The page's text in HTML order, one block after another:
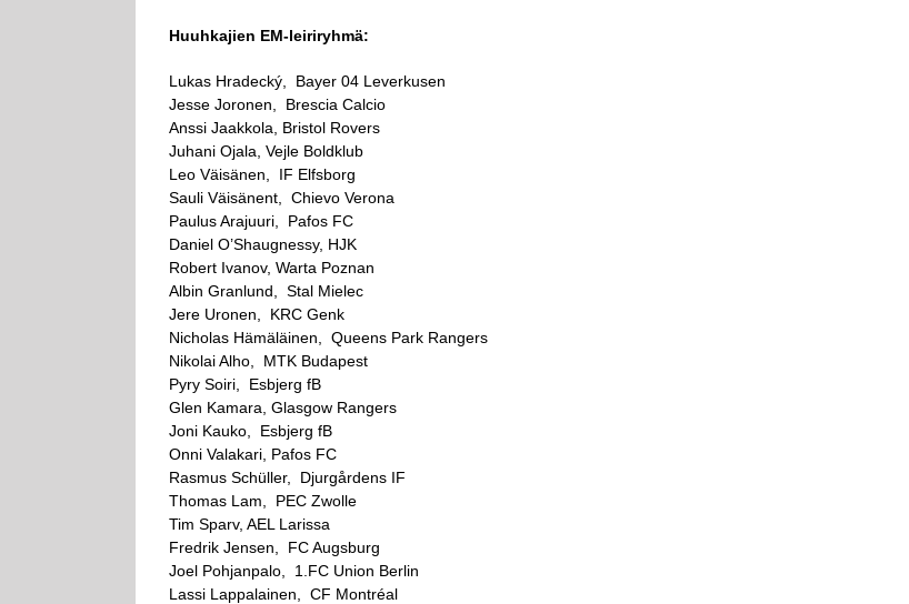
Huuhkajien EM-leiriryhmä:
Lukas Hradecký, Bayer 04 Leverkusen
Jesse Joronen, Brescia Calcio
Anssi Jaakkola, Bristol Rovers
Juhani Ojala, Vejle Boldklub
Leo Väisänen, IF Elfsborg
Sauli Väisänent, Chievo Verona
Paulus Arajuuri, Pafos FC
Daniel O’Shaugnessy, HJK
Robert Ivanov, Warta Poznan
Albin Granlund, Stal Mielec
Jere Uronen, KRC Genk
Nicholas Hämäläinen, Queens Park Rangers
Nikolai Alho, MTK Budapest
Pyry Soiri, Esbjerg fB
Glen Kamara, Glasgow Rangers
Joni Kauko, Esbjerg fB
Onni Valakari, Pafos FC
Rasmus Schüller, Djurgårdens IF
Thomas Lam, PEC Zwolle
Tim Sparv, AEL Larissa
Fredrik Jensen, FC Augsburg
Joel Pohjanpalo, 1.FC Union Berlin
Lassi Lappalainen, CF Montréal